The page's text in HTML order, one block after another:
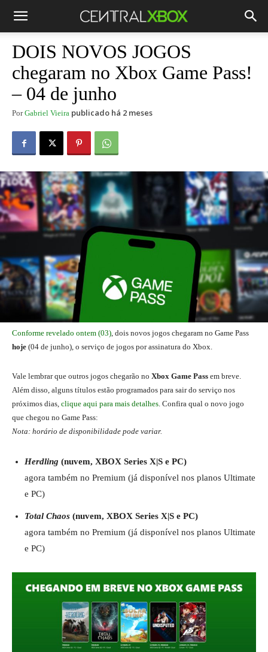
DOIS NOVOS JOGOS
chegaram no Xbox Game Pass!
– 04 de junho
Por Gabriel Vieira publicado há 2 meses
Conforme revelado ontem (03), dois novos jogos chegaram no Game Pass
hoje (04 de junho), o serviço de jogos por assinatura do Xbox.
Vale lembrar que outros jogos chegarão no Xbox Game Pass em breve.
Além disso, alguns títulos estão programados para sair do serviço nos
próximos dias, clique aqui para mais detalhes. Confira qual o novo jogo
que chegou no Game Pass:
Nota: horário de disponibilidade pode variar.
Herdling (nuvem, XBOX Series X|S e PC)
agora também no Premium (já disponível nos planos Ultimate
e PC)
Total Chaos (nuvem, XBOX Series X|S e PC)
agora também no Premium (já disponível nos planos Ultimate
e PC)